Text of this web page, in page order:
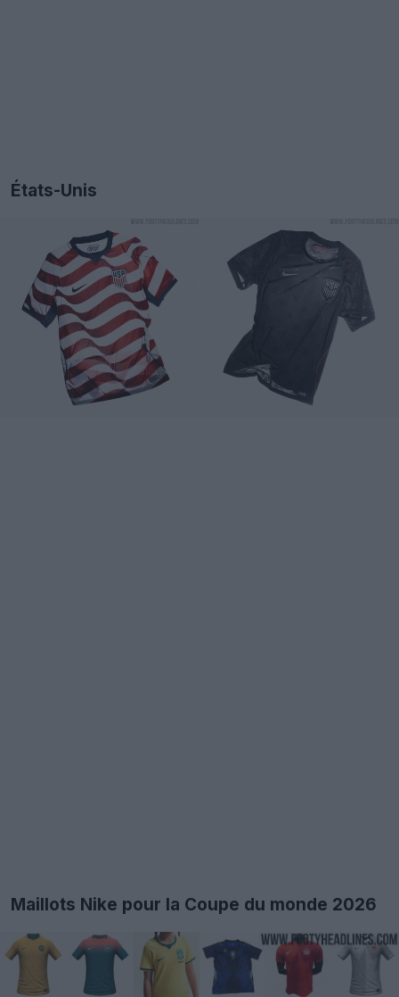
États-Unis
Maillots Nike pour la Coupe du monde 2026